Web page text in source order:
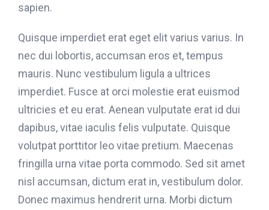
sapien.
Quisque imperdiet erat eget elit varius varius. In
nec dui lobortis, accumsan eros et, tempus
mauris. Nunc vestibulum ligula a ultrices
imperdiet. Fusce at orci molestie erat euismod
ultricies et eu erat. Aenean vulputate erat id dui
dapibus, vitae iaculis felis vulputate. Quisque
volutpat porttitor leo vitae pretium. Maecenas
fringilla urna vitae porta commodo. Sed sit amet
nisl accumsan, dictum erat in, vestibulum dolor.
Donec maximus hendrerit urna. Morbi dictum